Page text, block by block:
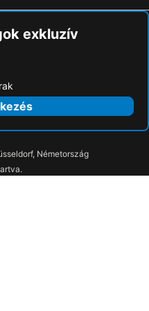
exkluzív
Németország